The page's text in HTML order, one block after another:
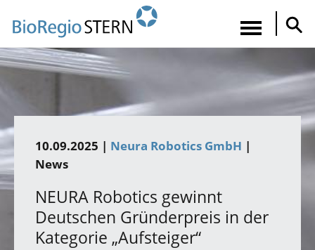
zum
Inhalt
10.09.2025 | Neura Robotics GmbH |
News
NEURA Robotics gewinnt
Deutschen Gründerpreis in der
Kategorie „Aufsteiger“